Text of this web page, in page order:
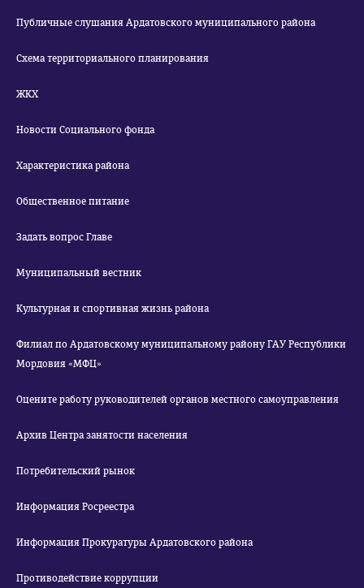
Публичные слушания Ардатовского муниципального района
Схема территориального планирования
ЖКХ
Новости Социального фонда
Характеристика района
Общественное питание
Задать вопрос Главе
Муниципальный вестник
Культурная и спортивная жизнь района
Филиал по Ардатовскому муниципальному району ГАУ Республики
Мордовия «МФЦ»
Оцените работу руководителей органов местного самоуправления
Архив Центра занятости населения
Потребительский рынок
Информация Росреестра
Информация Прокуратуры Ардатовского района
Противодействие коррупции